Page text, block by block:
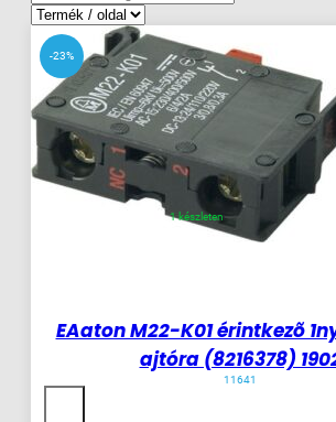
1 készleten
-23%
EAaton M22-K01 érintkezõ
ajtóra (8216378)
11641